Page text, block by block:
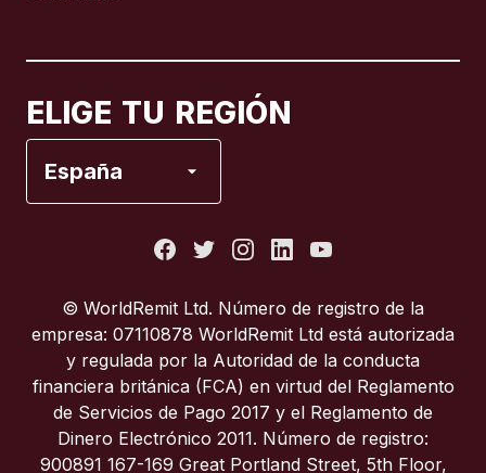
ELIGE TU REGIÓN
España
Italia
Portugal
© WorldRemit Ltd. Número de registro de la
empresa: 07110878 WorldRemit Ltd está autorizada
y regulada por la Autoridad de la conducta
financiera británica (FCA) en virtud del Reglamento
de Servicios de Pago 2017 y el Reglamento de
Dinero Electrónico 2011. Número de registro:
900891 167-169 Great Portland Street, 5th Floor,